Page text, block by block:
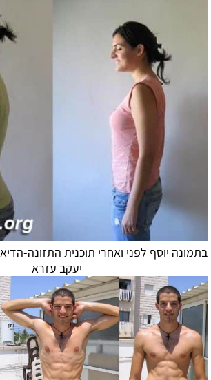
בתמונה יוסף לפני ואחרי תוכנית התזונה-
יעקב עזרא